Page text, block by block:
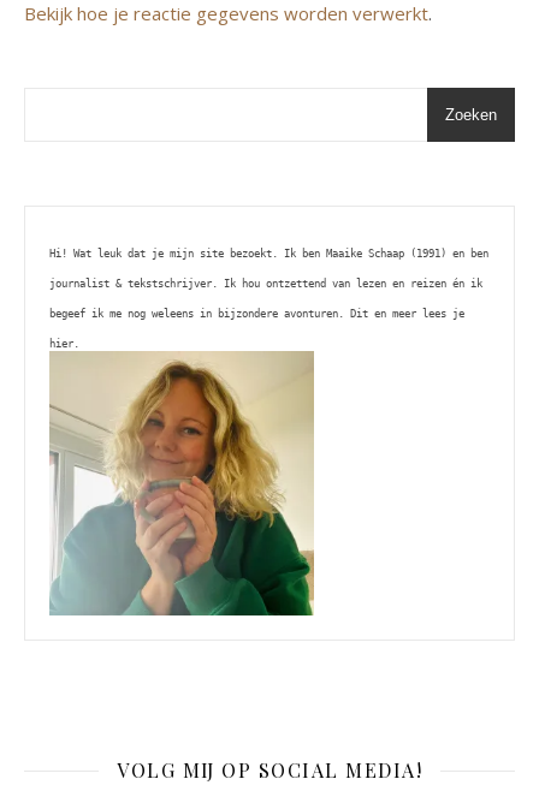
Bekijk hoe je reactie gegevens worden verwerkt.
Zoeken
Hi! Wat leuk dat je mijn site bezoekt. Ik ben Maaike Schaap (1991) en ben
journalist & tekstschrijver. Ik hou ontzettend van lezen en reizen én ik
begeef ik me nog weleens in bijzondere avonturen. Dit en meer lees je
hier.
VOLG MIJ OP SOCIAL MEDIA!